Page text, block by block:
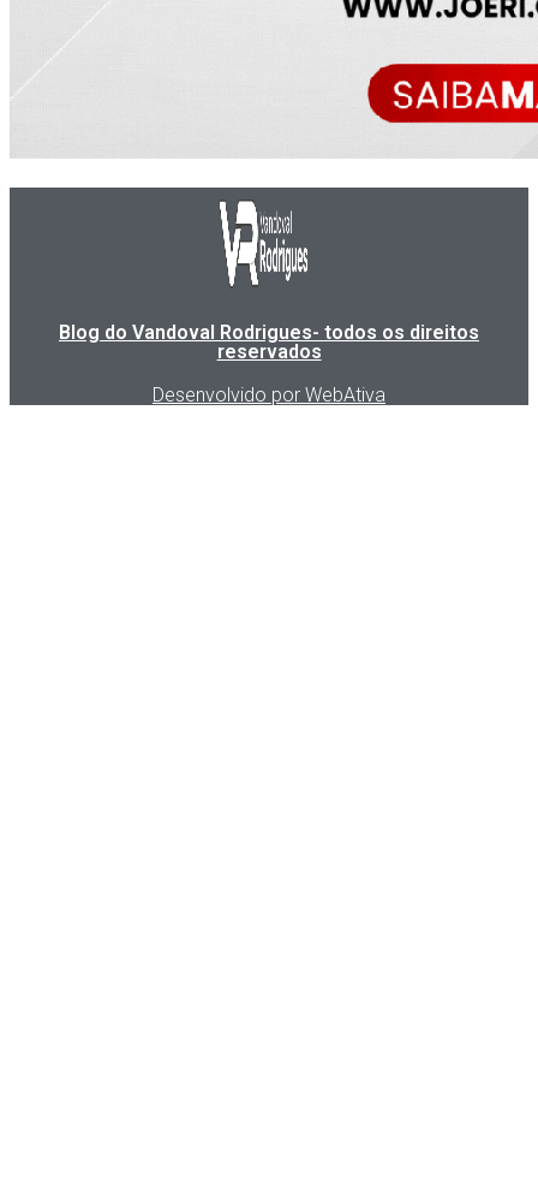
Blog do Vandoval Rodrigues- todos os direitos
reservados
Desenvolvido por WebAtiva